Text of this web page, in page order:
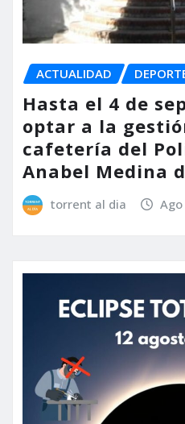
ACTUALIDAD
Hasta el 4 de
optar a la
cafetería del
Anabel Medina
torrent al dia